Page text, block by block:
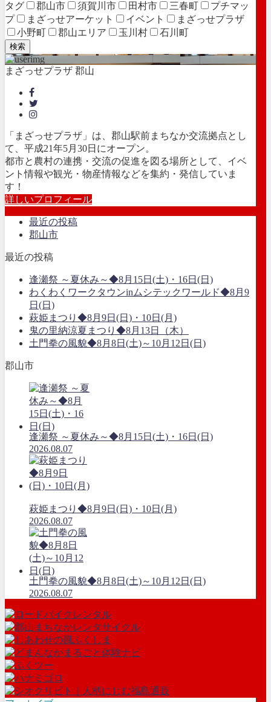
タグ 郡山市 須賀川市 田村市 三春町
プチマッ
プ
まざっせアーケット イベント
まざっせプラザ
小野町
郡山エリア 玉川村 石川町
検索
まざっせプラザ 郡山
「まざっせプラザ」は、郡山駅前まちなか交流拠点とし
て、平成21年5月30日にオープン。
都市と農村の連携・交流の促進を図る場所として、イベ
ント情報や観光・物産情報などを集約・発信していま
す！
詳しいプロフィール
最近の投稿
郡山市
最近の投稿
逢瀬祭 ～夏休み～◆8月15日(土)・16日(日)
わくわくワークタウンinムシテックワールド◆8月9
日(日)
萩姫まつり◆8月9日(日)・10日(月)
鬼の里納涼夏まつり◆8月13日（木）
土門拳の風貌◆8月8日(土)～10月12日(日)
郡山市
逢瀬祭 ～夏休み～◆8月15日(土)・16日(日)
2026.08.07
萩姫まつり◆8月9日(日)・10日(月)
2026.08.07
土門拳の風貌◆8月8日(土)～10月12日(日)
2026.08.07